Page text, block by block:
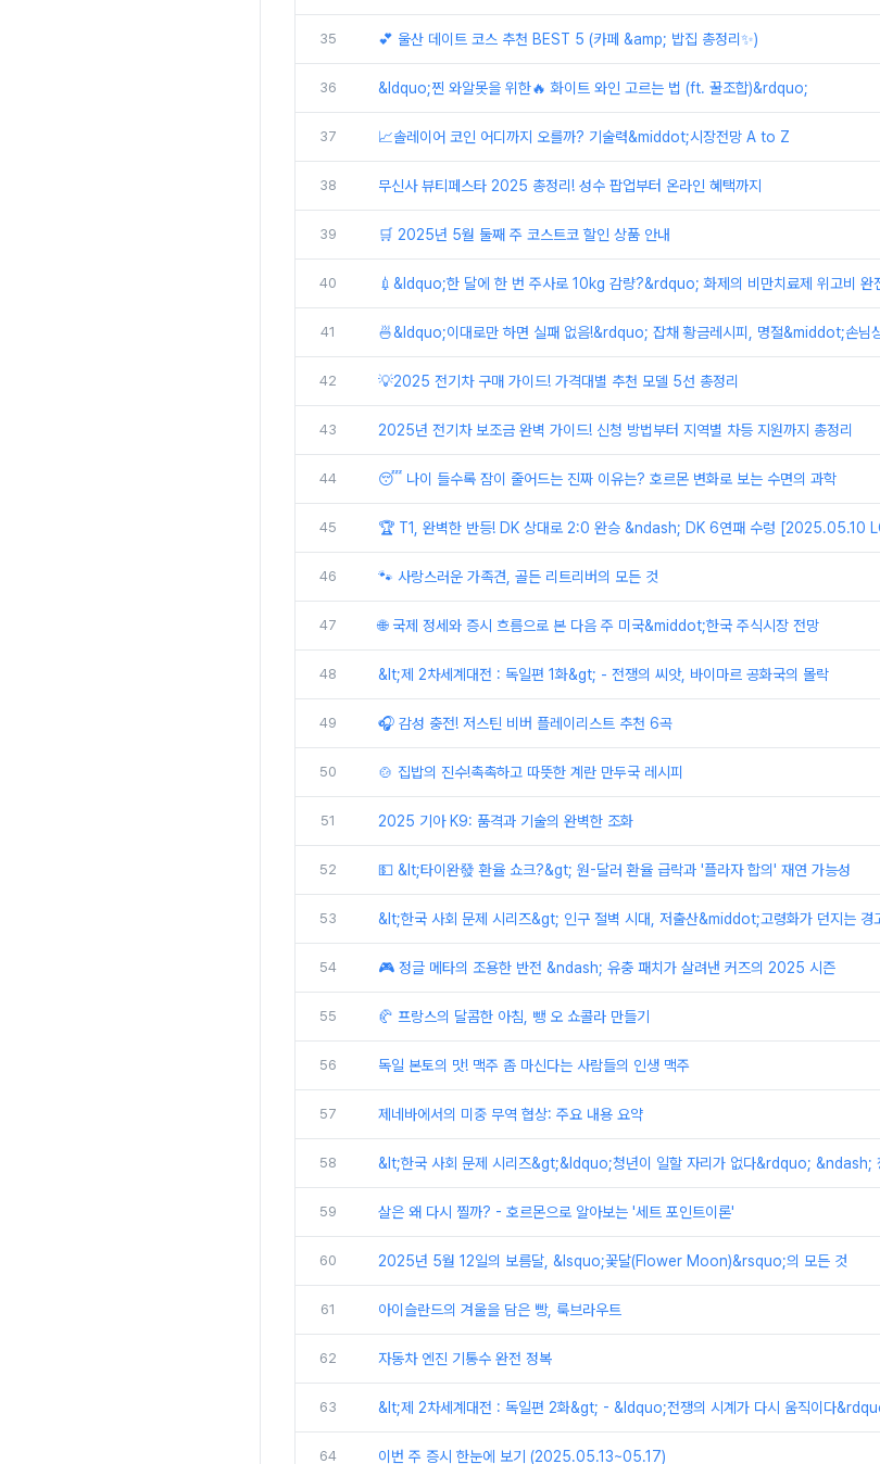
35 💕 울산 데이트 코스 추천 BEST 5 (카페 &amp; 밥집 총정리✨)
36 &ldquo;찐 와알못을 위한🔥 화이트 와인 고르는 법 (ft. 꿀조합)&rdquo;
37 📈솔레이어 코인 어디까지 오를까? 기술력&middot;시장전망 A to Z
38 무신사 뷰티페스타 2025 총정리! 성수 팝업부터 온라인 혜택까지
39 🛒 2025년 5월 둘째 주 코스트코 할인 상품 안내
40 💉&ldquo;한 달에 한 번 주사로 10kg 감량?&rdquo; 화제의 비만치료제 위고비 완
41 🍜&ldquo;이대로만 하면 실패 없음!&rdquo; 잡채 황금레시피, 명절&middot;손님
42 💡2025 전기차 구매 가이드! 가격대별 추천 모델 5선 총정리
43 2025년 전기차 보조금 완벽 가이드! 신청 방법부터 지역별 차등 지원까지 총정리
44 😴 나이 들수록 잠이 줄어드는 진짜 이유는? 호르몬 변화로 보는 수면의 과학
45 🏆 T1, 완벽한 반등! DK 상대로 2:0 완승 &ndash; DK 6연패 수렁 [2025.05.10
46 🐾 사랑스러운 가족견, 골든 리트리버의 모든 것
47 🌐 국제 정세와 증시 흐름으로 본 다음 주 미국&middot;한국 주식시장 전망
48 &lt;제 2차세계대전 : 독일편 1화&gt; - 전쟁의 씨앗, 바이마르 공화국의 몰락
49 🎧 감성 충전! 저스틴 비버 플레이리스트 추천 6곡
50 🍲 집밥의 진수!촉촉하고 따뜻한 계란 만두국 레시피
51 2025 기아 K9: 품격과 기술의 완벽한 조화
52 💵 &lt;타이완發 환율 쇼크?&gt; 원-달러 환율 급락과 '플라자 합의' 재연 가능성
53 &lt;한국 사회 문제 시리즈&gt; 인구 절벽 시대, 저출산&middot;고령화가 던지는 경
54 🎮 정글 메타의 조용한 반전 &ndash; 유충 패치가 살려낸 커즈의 2025 시즌
55 🥐 프랑스의 달콤한 아침, 뺑 오 쇼콜라 만들기
56 독일 본토의 맛! 맥주 좀 마신다는 사람들의 인생 맥주
57 제네바에서의 미중 무역 협상: 주요 내용 요약
58 &lt;한국 사회 문제 시리즈&gt;&ldquo;청년이 일할 자리가 없다&rdquo; &ndash;
59 살은 왜 다시 찔까? - 호르몬으로 알아보는 '세트 포인트이론'
60 2025년 5월 12일의 보름달, &lsquo;꽃달(Flower Moon)&rsquo;의 모든 것
61 아이슬란드의 겨울을 담은 빵, 룩브라우트
62 자동차 엔진 기통수 완전 정복
63 &lt;제 2차세계대전 : 독일편 2화&gt; - &ldquo;전쟁의 시계가 다시 움직이다
64 이번 주 증시 한눈에 보기 (2025.05.13~05.17)